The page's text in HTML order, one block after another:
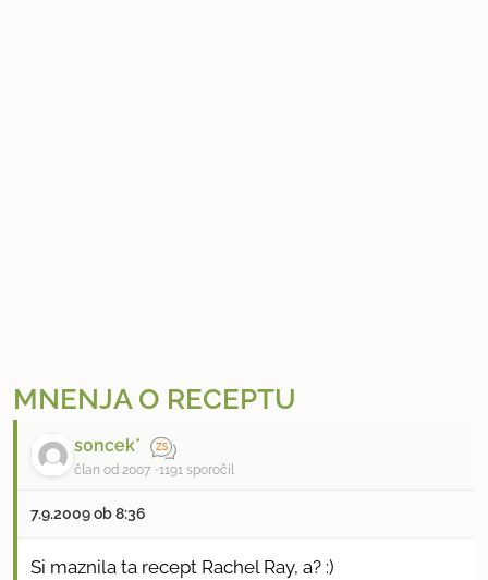
MNENJA O RECEPTU
s0ncek*
član od 2007 1191 sporočil
7.9.2009 ob 8:36
Si maznila ta recept Rachel Ray, a? :)